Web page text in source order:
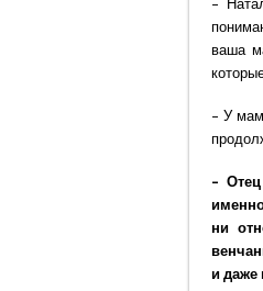
–
ваша
– У
–
ни
и даже